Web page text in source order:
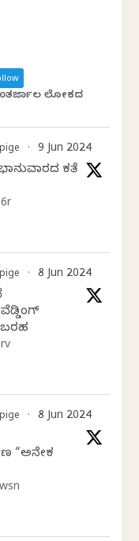
ಲೋಕದ
· 9 Jun 2024
ಕತೆ
· 8 Jun 2024
ಬರಹ
· 8 Jun 2024
“ಅನೇಕ